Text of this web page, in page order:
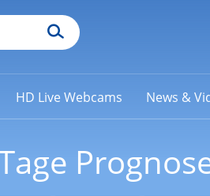
HD Live Webcams News &